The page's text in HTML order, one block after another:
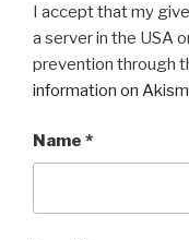
I accept that my
a server in the USA
prevention through
information on
Name *